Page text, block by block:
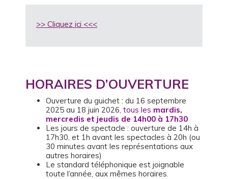
>> Cliquez ici <<<
HORAIRES D’OUVERTURE
Ouverture du guichet : du 16 septembre
2025 au 18 juin 2026, tous les mardis,
mercredis et jeudis de 14h00 à 17h30
Les jours de spectacle : ouverture de 14h à
17h30, et 1h avant les spectacles à 20h (ou
30 minutes avant les représentations aux
autres horaires)
Le standard téléphonique est joignable
toute l’année, aux mêmes horaires.